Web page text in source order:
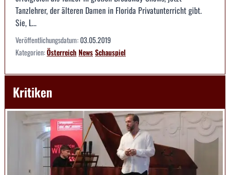
Tanzlehrer, der älteren Damen in Florida Privatunterricht gibt.
Sie, L...
Veröffentlichungsdatum:03.05.2019
Kategorien:ÖsterreichNewsSchauspiel
Kritiken